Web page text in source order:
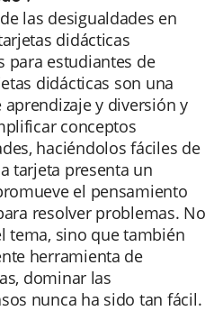
las desigualdades en
didácticas
para estudiantes de
didácticas son una
y diversión y
conceptos
haciéndolos fáciles de
tarjeta presenta un
el pensamiento
resolver problemas. No
tema, sino que también
herramienta de
dominar las
nunca ha sido tan fácil.